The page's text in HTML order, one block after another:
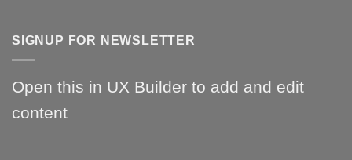
SIGNUP FOR NEWSLETTER
Open this in UX Builder to add and edit
content